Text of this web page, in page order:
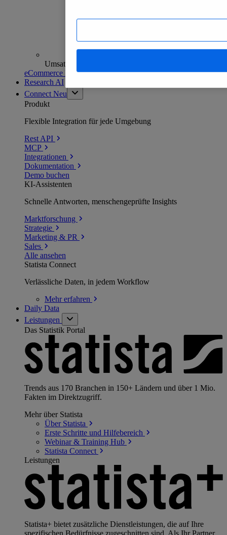
Umsatzanalysen und -prognosen
eCommerce Insights entdecken
Research AI
Connect Neu
Produkt
Flexible Integration für jede Umgebung
Rest API
MCP
Integrationen
Dokumentation
Demo buchen
KI-Assistenten
Schnelle Antworten, menschengeprüfte Insights
Marktforschung
Strategie
Marketing & PR
Sales
Alle ansehen
Statista Connect
Verlässliche Daten, in jedem Workflow
Mehrerfahren
Daily Data
Leistungen
Das Statistik Portal
Trends aus 170 Branchen in 150+ Ländern und über 1 Mio.
Fakten im Direktzugriff.
Mehr über Statista
Über Statista
Erste Schritte und Hilfebereich
Webinar & Training Hub
Statista Connect
Leistungen
Statista+ bietet zusätzliche Dienstleistungen, die auf Ihre
spezifischen Bedürfnisse zugeschnitten sind. Als Ihr Partner